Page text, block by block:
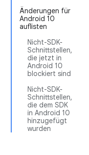
Änderungen für
Android 10
auflisten
Nicht-SDK-
Schnittstellen,
die jetzt in
Android 10
blockiert sind
Nicht-SDK-
Schnittstellen,
die dem SDK
in Android 10
hinzugefügt
wurden